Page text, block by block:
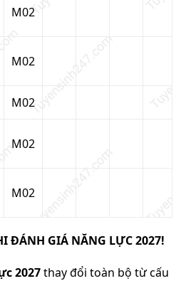
M02
M02
M02
M02
M02
ĐÁNH GIÁ NĂNG LỰC 2027!
2027thay đổi toàn bộ từ cấu